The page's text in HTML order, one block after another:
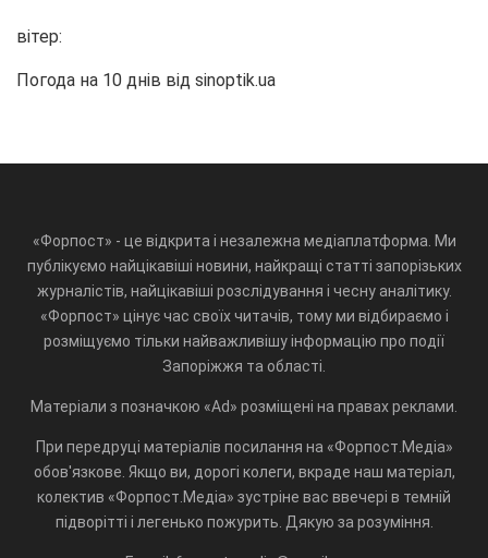
вітер:
Погода на 10 днів від sinoptik.ua
«Форпост» - це відкрита і незалежна медіаплатформа. Ми
публікуємо найцікавіші новини, найкращі статті запорізьких
журналістів, найцікавіші розслідування і чесну аналітику.
«Форпост» цінує час своїх читачів, тому ми відбираємо і
розміщуємо тільки найважливішу інформацію про події
Запоріжжя та області.
Матеріали з позначкою «Ad» розміщені на правах реклами.
При передруці матеріалів посилання на «Форпост.Медіа»
обов'язкове. Якщо ви, дорогі колеги, вкраде наш матеріал,
колектив «Форпост.Медіа» зустріне вас ввечері в темній
підворітті і легенько пожурить. Дякую за розуміння.